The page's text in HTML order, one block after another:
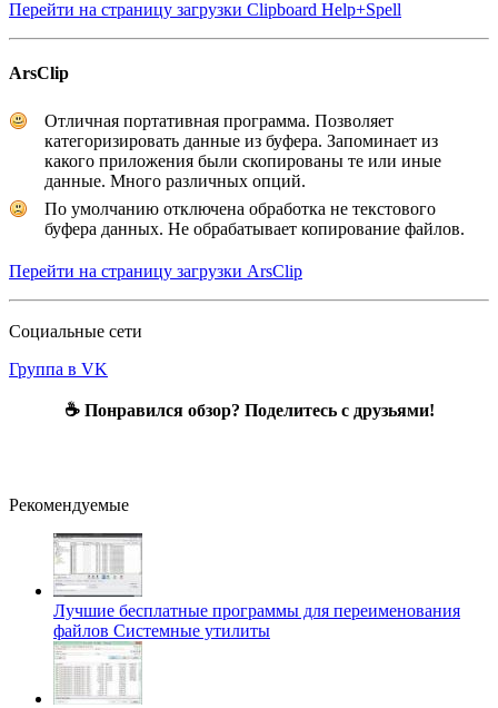
Перейти на страницу загрузки Clipboard Help+Spell
ArsClip
Отличная портативная программа. Позволяет
категоризировать данные из буфера. Запоминает из
какого приложения были скопированы те или иные
данные. Много различных опций.
По умолчанию отключена обработка не текстового
буфера данных. Не обрабатывает копирование файлов.
Перейти на страницу загрузки ArsClip
Социальные сети
Группа в VK
☕ Понравился обзор? Поделитесь с друзьями!
Рекомендуемые
Лучшие бесплатные программы для переименования
файлов Системные утилиты